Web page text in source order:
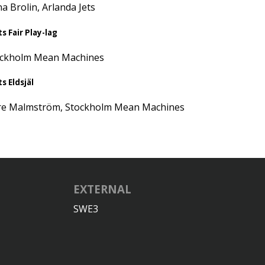
Brolin, Arlanda Jets
Fair Play-lag
Mean Machines
Eldsjäl
Malmström, Stockholm Mean Machines
EXTERNAL
SWE3